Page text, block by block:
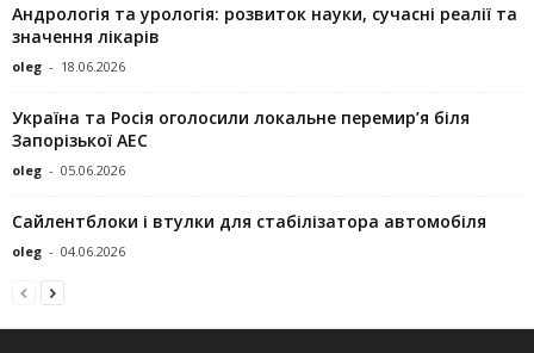
Андрологія та урологія: розвиток науки, сучасні реалії та
значення лікарів
oleg - 18.06.2026
Україна та Росія оголосили локальне перемир’я біля
Запорізької АЕС
oleg - 05.06.2026
Сайлентблоки і втулки для стабілізатора автомобіля
oleg - 04.06.2026